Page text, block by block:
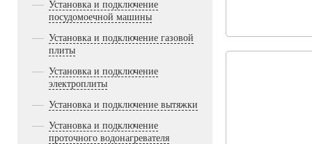
Установка и подключение
посудомоечной машины
Установка и подключение газовой
плиты
Установка и подключение
электроплиты
Установка и подключение вытяжки
Установка и подключение
проточного водонагревателя